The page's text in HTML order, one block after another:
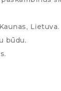
Lietuva.
būdu.